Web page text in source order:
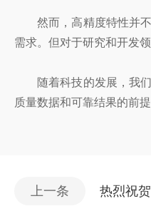
然而，高精度特性并不
需求。但对于研究和开发
随着科技的发展，我们
质量数据和可靠结果的前提
上一条 热烈祝